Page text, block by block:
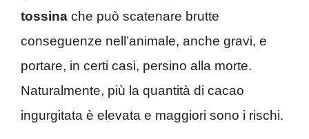
tossina che può scatenare brutte
conseguenze nell’animale, anche gravi, e
portare, in certi casi, persino alla morte.
Naturalmente, più la quantità di cacao
ingurgitata è elevata e maggiori sono i rischi.